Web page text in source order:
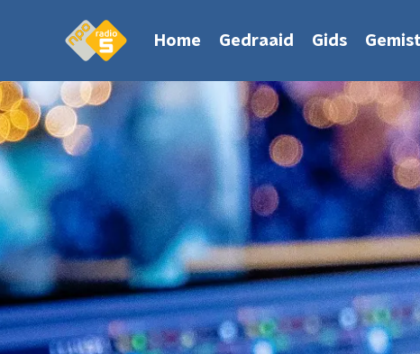
Home Gedraaid Gids